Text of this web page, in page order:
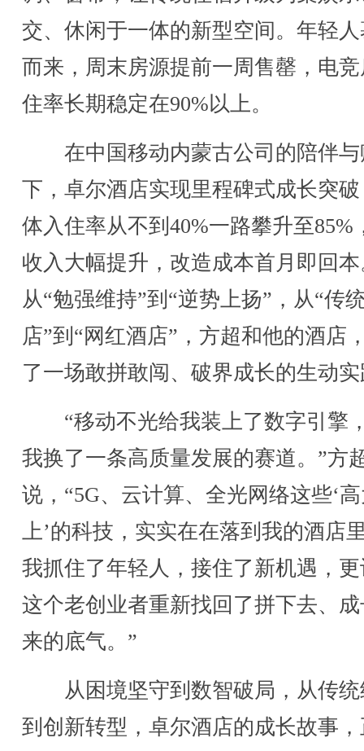
交、休闲于一体的新型空间。年轻
而来，周末房源提前一周售罄，电
住率长期稳定在90%以上。
在中国移动内蒙古公司的陪伴与
下，卓尔酒店实现里程碑式成长突
体入住率从不到40%一路攀升至85%
收入大幅提升，改造成本首月即回
从“勉强维持”到“逆势上扬”，从“传
店”到“网红酒店”，方超和他的酒店
了一场敢拼敢闯、破界成长的生动
“移动不光给我装上了数字引擎
我换了一条高质量发展的赛道。”方
说，“5G、云计算、全光网络这些‘
上’的科技，实实在在落到我的酒店
我抓住了年轻人，接住了新机遇，
这个老创业者重新找回了拼下去、
来的底气。”
从困境坚守到数智破局，从传统
到创新转型，卓尔酒店的成长故事